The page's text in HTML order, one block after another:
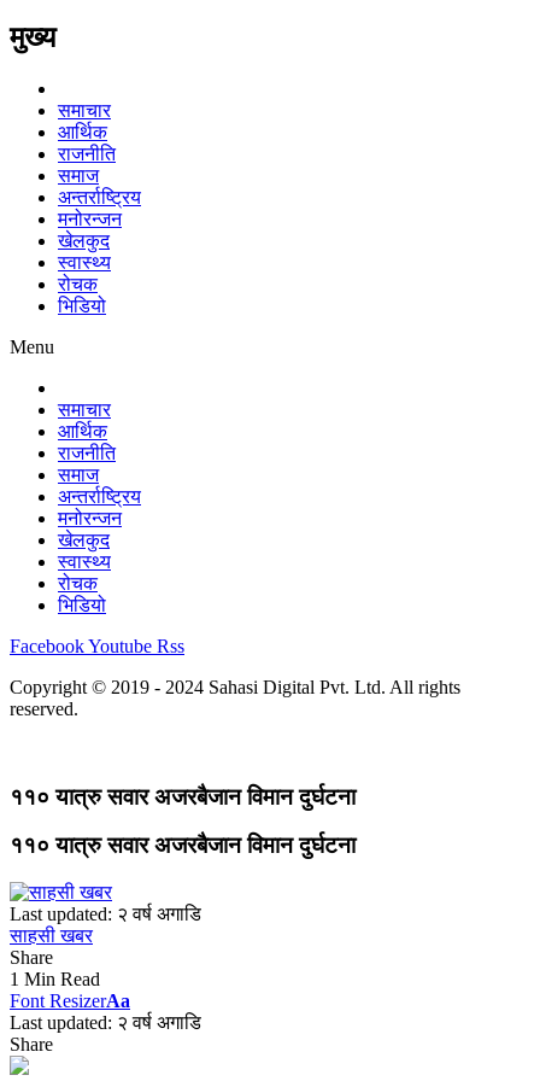
मुख्य
समाचार
आर्थिक
राजनीति
समाज
अन्तर्राष्ट्रिय
मनोरन्जन
खेलकुद
स्वास्थ्य
रोचक
भिडियो
Menu
समाचार
आर्थिक
राजनीति
समाज
अन्तर्राष्ट्रिय
मनोरन्जन
खेलकुद
स्वास्थ्य
रोचक
भिडियो
FacebookYoutube Rss
Copyright © 2019 - 2024 Sahasi Digital Pvt. Ltd. All rights
reserved.
११० यात्रु सवार अजरबैजान विमान दुर्घटना
११० यात्रु सवार अजरबैजान विमान दुर्घटना
Last updated: २ वर्ष अगाडि
साहसी खबर
Share
1 Min Read
Font ResizerAa
Last updated: २ वर्ष अगाडि
Share